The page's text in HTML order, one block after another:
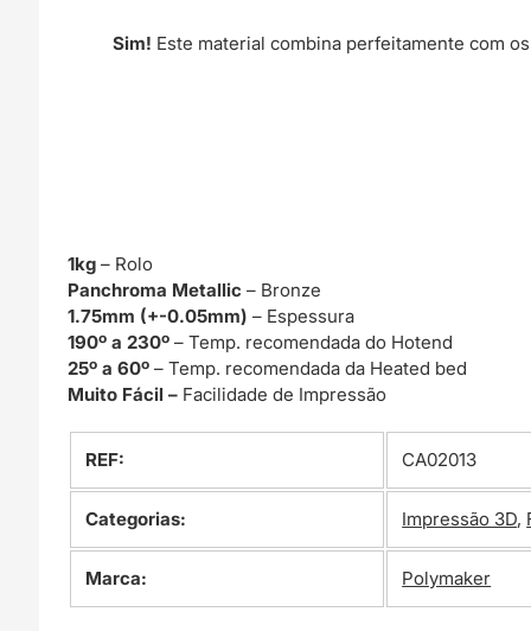
Sim! Este material combina perfeitamente com
1kg – Rolo
Panchroma Metallic– Bronze
1.75mm (+-0.05mm)– Espessura
190º a 230º– Temp. recomendada do Hotend
25º a 60º– Temp. recomendada da Heated bed
Muito Fácil – Facilidade de Impressão
REF: CA02013
Categorias: Impressão 3D,
Marca: Polymaker